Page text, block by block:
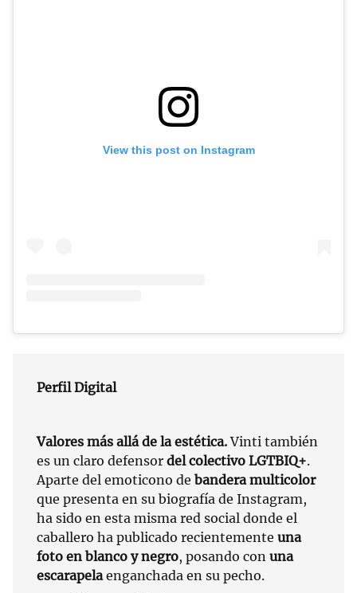
View this post on Instagram
Perfil Digital
Valores más allá de la estética.Vinti también
es un claro defensor del colectivo LGTBIQ+.
Aparte del emoticono de bandera multicolor
que presenta en su biografía de Instagram,
ha sido en esta misma red social donde el
caballero ha publicado recientemente una
foto en blanco y negro, posando con una
escarapelaenganchada en su pecho.